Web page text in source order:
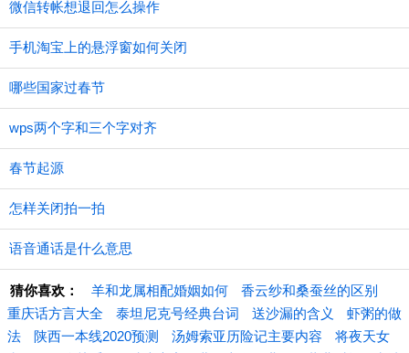
微信转帐想退回怎么操作
手机淘宝上的悬浮窗如何关闭
哪些国家过春节
wps两个字和三个字对齐
春节起源
怎样关闭拍一拍
语音通话是什么意思
猜你喜欢： 羊和龙属相配婚姻如何
香云纱和桑蚕丝的区别
重庆话方言大全
泰坦尼克号经典台词 送沙漏的含义
虾粥的做
法
陕西一本线2020预测 汤姆索亚历险记主要内容
将夜天女